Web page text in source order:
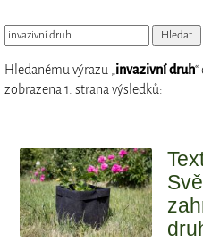
Hledanému výrazu „invazivní druh
zobrazena 1. strana výsledků: